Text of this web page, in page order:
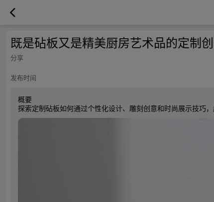
既是砧板又是精美厨房艺术品的定制
分享
发布时间
概要
探索定制砧板如何通过个性化设计、雕刻创意和时尚展示技巧，